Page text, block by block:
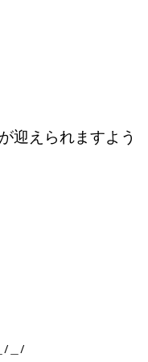
迎えられますよう
/＿/